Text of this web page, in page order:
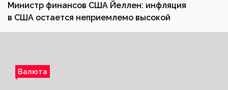
Министр финансов США Йеллен: инфляция
в США остается неприемлемо высокой
Валюта